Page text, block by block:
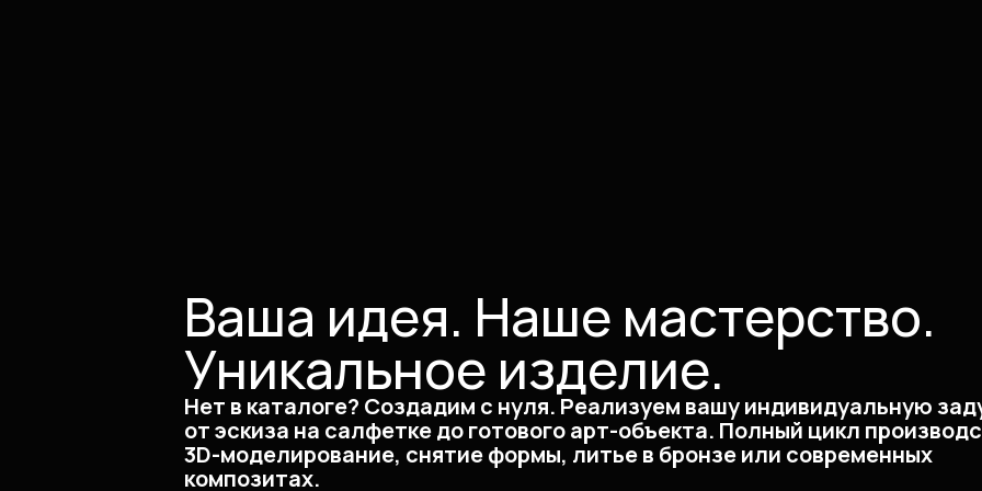
Ваша идея. Наше мастерство.
Уникальное изделие.
Нет в каталоге? Создадим с нуля. Реализуем вашу индивидуальную
от эскиза на салфетке до готового арт-объекта. Полный цикл
3D-моделирование, снятие формы, литье в бронзе или современных
композитах.